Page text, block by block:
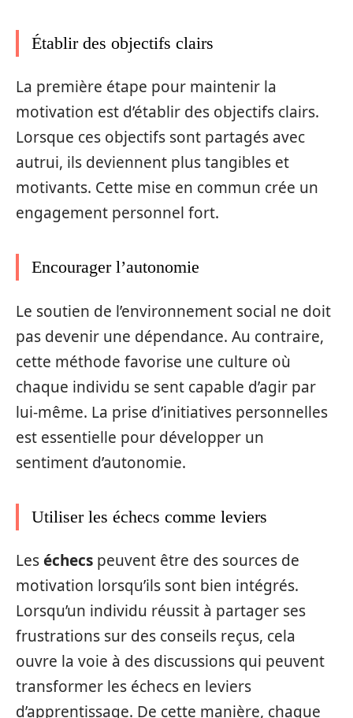
Établir des objectifs clairs
La première étape pour maintenir la
motivation est d’établir des objectifs clairs.
Lorsque ces objectifs sont partagés avec
autrui, ils deviennent plus tangibles et
motivants. Cette mise en commun crée un
engagement personnel fort.
Encourager l’autonomie
Le soutien de l’environnement social ne doit
pas devenir une dépendance. Au contraire,
cette méthode favorise une culture où
chaque individu se sent capable d’agir par
lui-même. La prise d’initiatives personnelles
est essentielle pour développer un
sentiment d’autonomie.
Utiliser les échecs comme leviers
Leséchecs peuvent être des sources de
motivation lorsqu’ils sont bien intégrés.
Lorsqu’un individu réussit à partager ses
frustrations sur des conseils reçus, cela
ouvre la voie à des discussions qui peuvent
transformer les échecs en leviers
d’apprentissage. De cette manière, chaque